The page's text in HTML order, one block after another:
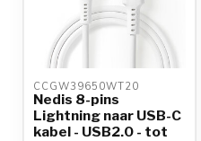
CCGW39650WT20
Nedis 8-pins
Lightning naar USB-C
kabel - USB2.0 - tot